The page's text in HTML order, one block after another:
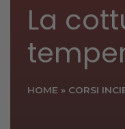
La
HOME » CORSI